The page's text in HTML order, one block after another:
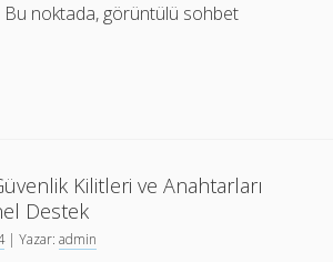
Hilesi Ücretsiz
Bu noktada, görüntülü sohbet
Kilitleri ve Anahtarları
Destek
| Yazar:admin